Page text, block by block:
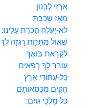
אַרְזֵי לְבָנון
מֵאָז שָׁכַבְתָּ
לא-יַעֲלֶה הַכּרֵת עָלֵינוּ:
שְׁאול מִתַּחַת רָגְזָה לְךָ
לִקְרַאת בּואֶךָ
עורֵר לְךָ רְפָאִים
כָּל-עַתּוּדֵי אָרֶץ
הֵקִים מִכִּסְאותָם
כּל מַלְכֵי גויִם: